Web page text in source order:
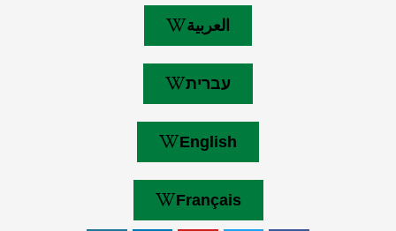
العربية
עברית
English
Français